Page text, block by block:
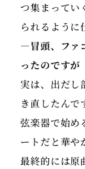
つ集まってい
られるように
―冒頭、ファ
ったのですが
実は、出だし
き直したんで
弦楽器で始め
ートだと華や
最終的には原